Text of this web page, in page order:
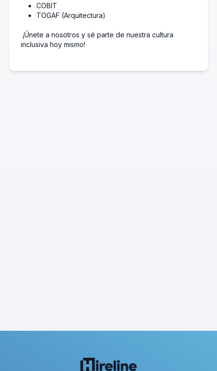
COBIT
TOGAF (Arquitectura)
¡Únete a nosotros y sé parte de nuestra cultura
inclusiva hoy mismo!